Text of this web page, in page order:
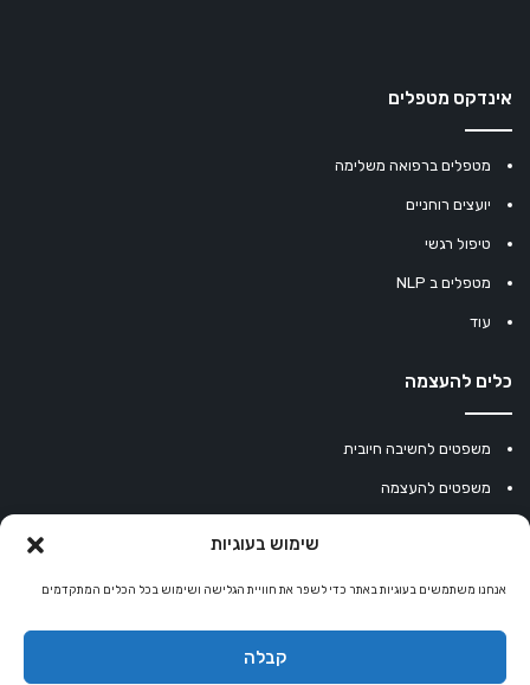
שימוש בעוגיות
אנחנו משתמשים בעוגיות באתר כדי לשפר את חוויית הגלישה ושימוש בכל הכלים המתקדמים
קבלה
אינדקס מטפלים
מטפלים ברפואה משלימה
יועצים רוחניים
טיפול רגשי
מטפלים ב NLP
עוד
כלים להעצמה
משפטים לחשיבה חיובית
משפטים להעצמה